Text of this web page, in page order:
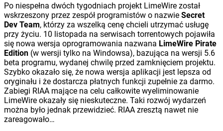
Po niespełna dwóch tygodniach projekt LimeWire został
wskrzeszony przez zespół programistów o nazwie Secret
Dev Team, którzy za wszelką cenę chcieli utrzymać usługę
przy życiu. 10 listopada na serwisach torrentowych pojawiła
się nowa wersja oprogramowania nazwana LimeWire Pirate
Edition (w wersji tylko na Windowsa), bazująca na wersji 5.6
beta programu, wydanej chwilę przed zamknięciem projektu.
Szybko okazało się, że nowa wersja aplikacji jest lepsza od
oryginału i że dostarcza płatnych funkcji zupełnie za darmo.
Zabiegi RIAA mające na celu całkowite wyeliminowanie
LimeWire okazały się nieskuteczne. Taki rozwój wydarzeń
można było jednak przewidzieć. RIAA zresztą nawet nie
zareagowało…